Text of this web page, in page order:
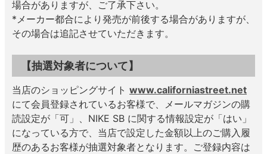
場合がありますが、ご了承下さい。
*メーカー都合により発売が前後する場合がありますが、
その場合は追記させていただきます。
【抽選対象者について】
当店のショッピングサイト www.californiastreet.net
にて会員登録されているお客様で、メールマガジンの購
読設定が「可」、NIKE SB に関する情報設定が「はい」
になっている方で、当店で設定した金額以上のご購入履
歴のあるお客様が抽選対象者となります。ご登録内容は